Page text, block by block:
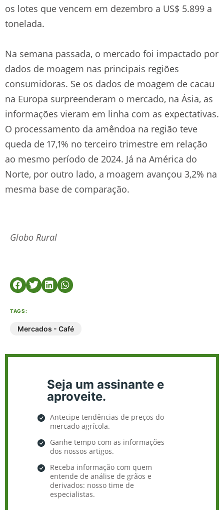
os lotes que vencem em dezembro a US$ 5.899 a
tonelada.
Na semana passada, o mercado foi impactado por
dados de moagem nas principais regiões
consumidoras. Se os dados de moagem de cacau
na Europa surpreenderam o mercado, na Ásia, as
informações vieram em linha com as expectativas.
O processamento da amêndoa na região teve
queda de 17,1% no terceiro trimestre em relação
ao mesmo período de 2024. Já na América do
Norte, por outro lado, a moagem avançou 3,2% na
mesma base de comparação.
Globo Rural
TAGS:
Mercados - Café
Seja um assinante e
aproveite.
Antecipe tendências de preços do
mercado agrícola.
Ganhe tempo com as informações
dos nossos artigos.
Receba informação com quem
entende de análise de grãos e
derivados: nosso time de
especialistas.